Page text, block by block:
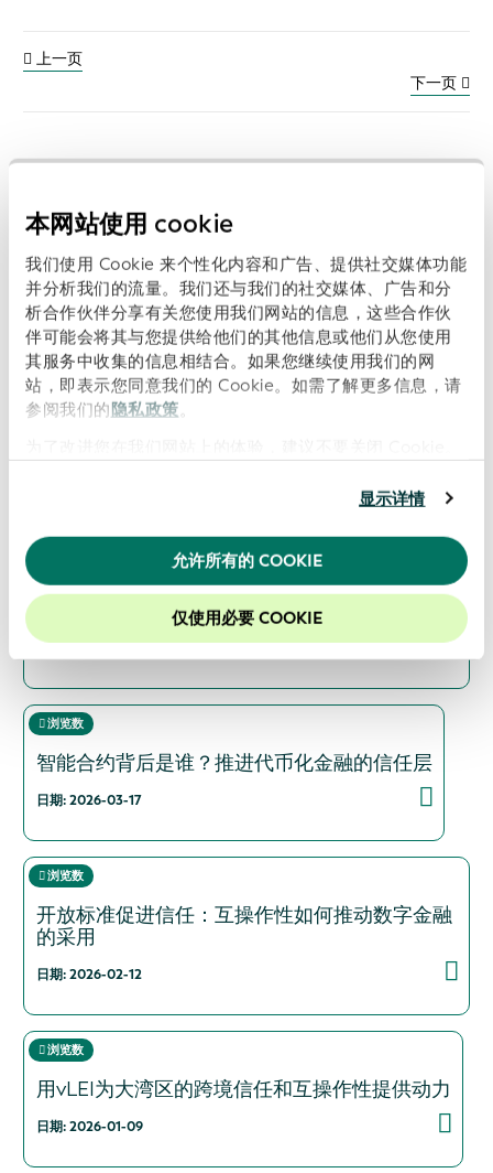
本网站使用 cookie
我们使用 Cookie 来个性化内容和广告、提供社交媒体功能
并分析我们的流量。我们还与我们的社交媒体、广告和分
析合作伙伴分享有关您使用我们网站的信息，这些合作伙
伴可能会将其与您提供给他们的其他信息或他们从您使用
其服务中收集的信息相结合。如果您继续使用我们的网
站，即表示您同意我们的 Cookie。如需了解更多信息，请
参阅我们的隐私政策 。
显示详情
允许所有的 COOKIE
仅使用必要 COOKIE
上一页
下一页
超越数字化：全球贸易中可信身份的必要性
日期: 2026-06-29
浏览数
积极主动的后交易：通往 T+1 的道路上的数据、
数字渠道和可验证身份
日期: 2026-04-15
浏览数
智能合约背后是谁？推进代币化金融的信任层
日期: 2026-03-17
浏览数
开放标准促进信任：互操作性如何推动数字金融
的采用
日期: 2026-02-12
浏览数
用vLEI为大湾区的跨境信任和互操作性提供动力
日期: 2026-01-09